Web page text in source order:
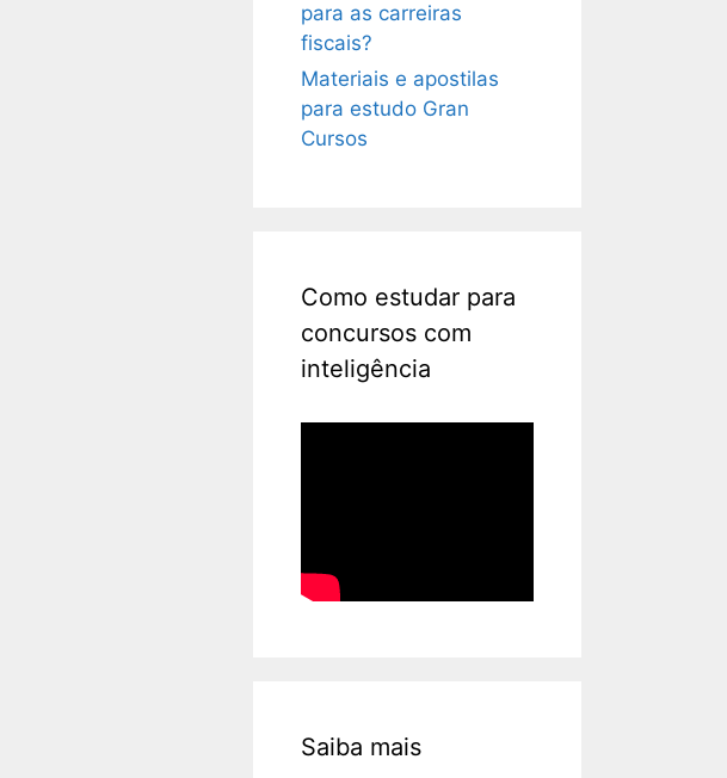
para as carreiras
fiscais?
Materiais e apostilas
para estudo Gran
Cursos
Como estudar para
concursos com
inteligência
Saiba mais